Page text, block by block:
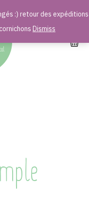
:) retour des expéditions
Dismiss